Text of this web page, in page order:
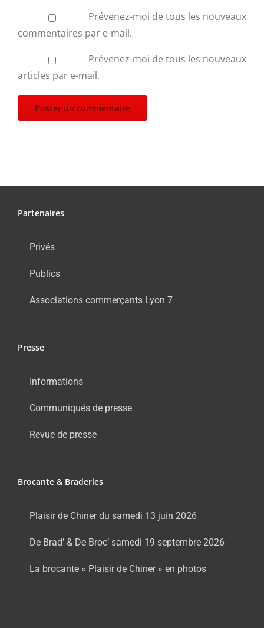
Prévenez-moi de tous les nouveaux
commentaires par e-mail.
Prévenez-moi de tous les nouveaux
articles par e-mail.
Partenaires
Privés
Publics
Associations commerçants Lyon 7
Presse
Informations
Communiqués de presse
Revue de presse
Brocante & Braderies
Plaisir de Chiner du samedi 13 juin 2026
De Brad’ & De Broc’ samedi 19 septembre 2026
La brocante « Plaisir de Chiner » en photos